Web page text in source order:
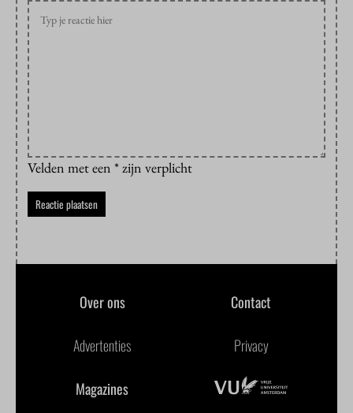
Velden met een * zijn verplicht
Over ons Contact
Advertenties Privacy
Magazines